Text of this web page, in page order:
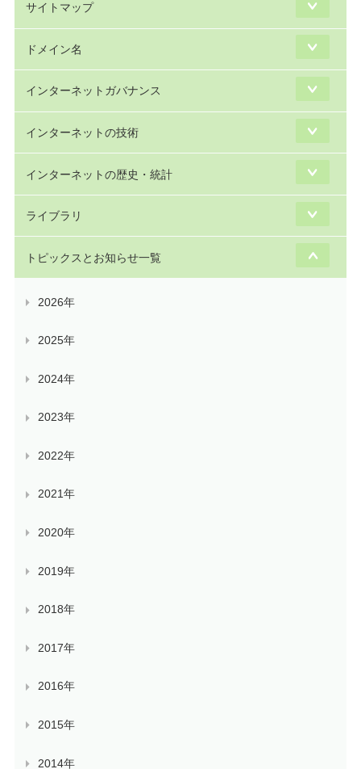
サイトマップ
ドメイン名
インターネットガバナンス
インターネットの技術
インターネットの歴史・統計
ライブラリ
トピックスとお知らせ一覧
2026年
2025年
2024年
2023年
2022年
2021年
2020年
2019年
2018年
2017年
2016年
2015年
2014年